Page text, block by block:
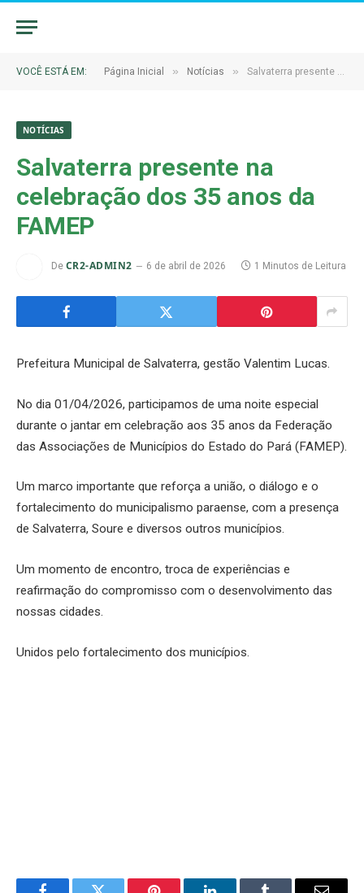
VOCÊ ESTÁ EM: Página Inicial » Notícias » Salvaterra presente na celebração dos 35 anos da FAMEP
NOTÍCIAS
Salvaterra presente na
celebração dos 35 anos da
FAMEP
De CR2-ADMIN2 6 de abril de 2026 1 Minutos de Leitura
Prefeitura Municipal de Salvaterra, gestão Valentim Lucas.
No dia 01/04/2026, participamos de uma noite especial
durante o jantar em celebração aos 35 anos da Federação
das Associações de Municípios do Estado do Pará (FAMEP).
Um marco importante que reforça a união, o diálogo e o
fortalecimento do municipalismo paraense, com a presença
de Salvaterra, Soure e diversos outros municípios.
Um momento de encontro, troca de experiências e
reafirmação do compromisso com o desenvolvimento das
nossas cidades.
Unidos pelo fortalecimento dos municípios.